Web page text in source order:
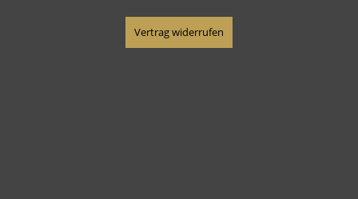
Vertrag widerrufen